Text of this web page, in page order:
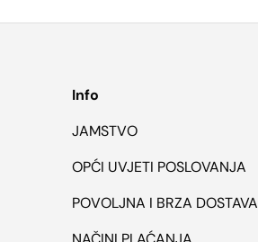
Info
JAMSTVO
OPĆI UVJETI POSLOVANJA
POVOLJNA I BRZA DOSTAVA